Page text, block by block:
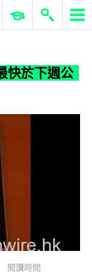
於下週公佈
ERP 與商業 AI
快於下週公
閱讀時間